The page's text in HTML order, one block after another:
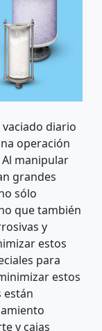
diario
operación
manipular
grandes
sólo
que también
y
estos
para
estos
están
y cajas